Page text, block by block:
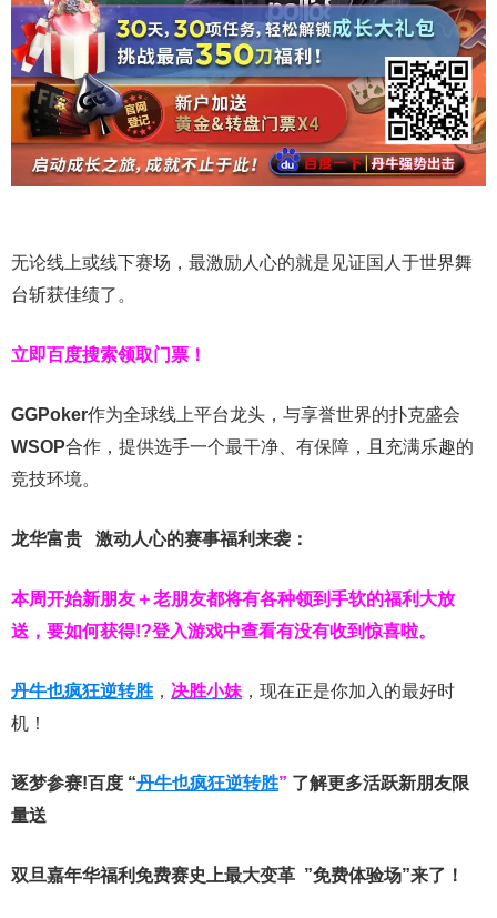
无论线上或线下赛场，最激励人心的就是见证国人于世界舞
台斩获佳绩了。
立即百度搜索领取门票！
GGPoker作为全球线上平台龙头，与享誉世界的扑克盛会
WSOP合作，提供选手一个最干净、有保障，且充满乐趣的
竞技环境。
龙华富贵 激动人心的赛事福利来袭：
本周开始新朋友＋老朋友都将有各种领到手软的福利大放
送，要如何获得!?登入游戏中查看有没有收到惊喜啦。
丹牛也疯狂逆转胜 ， 决胜小妹 ，现在正是你加入的最好时
机！
逐梦参赛!百度 “丹牛也疯狂逆转胜” 了解更多活跃新朋友限
量送
双旦嘉年华福利免费赛史上最大变革 ”免费体验场”来了！